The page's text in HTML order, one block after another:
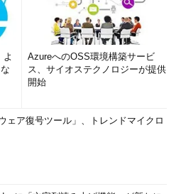
よ
AzureへのOSS環境構築サービ
ス、サイオステクノロジーが提供
開始
ェア復号ツール」、トレンドマイクロ